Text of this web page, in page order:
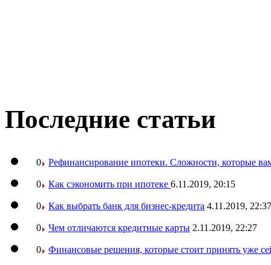
Последние статьи
0 Рефинансирование ипотеки. Сложности, которые
0 Как сэкономить при ипотеке 6.11.2019, 20:15
0 Как выбрать банк для бизнес-кредита 4.11.2019, 22:37
0 Чем отличаются кредитные карты 2.11.2019, 22:27
0 Финансовые решения, которые стоит принять уже